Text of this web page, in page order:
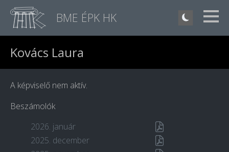
BME ÉPK HK
Kovács Laura
A képviselő nem aktív.
Beszámolók
2026. január
2025. december